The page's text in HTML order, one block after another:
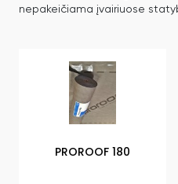
nepakeičiama įvairiuose
PROROOF 180